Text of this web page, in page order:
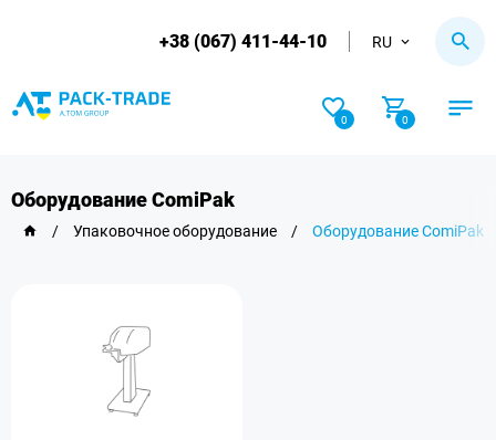
+38 (067) 411-44-10 RU
0 0
Оборудование ComiPak
/ Упаковочное оборудование / Оборудование ComiPak